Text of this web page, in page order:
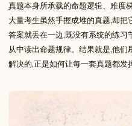
真题本身所承载的命题逻辑、难度
大量考生虽然手握成堆的真题,却
答案就丢在一边,既没有系统的练
从中读出命题规律。结果就是,他
解决的,正是如何让每一套真题都发